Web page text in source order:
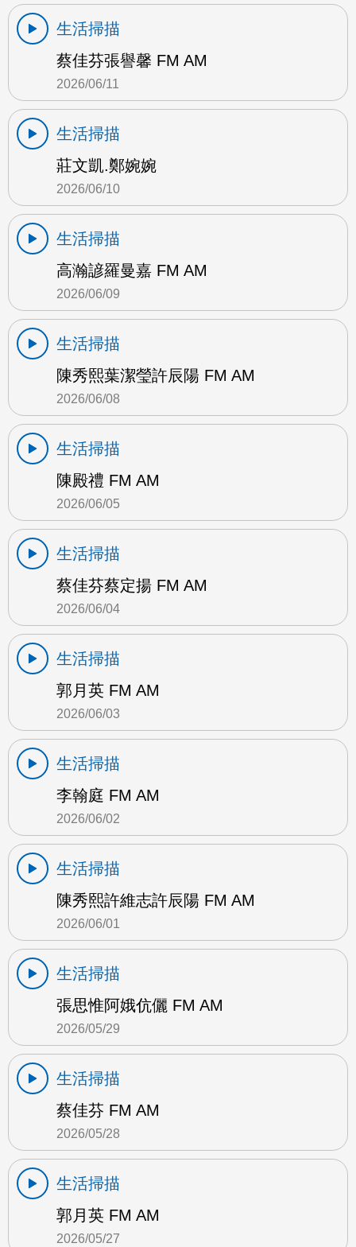
生活掃描
蔡佳芬張譽馨 FM AM
2026/06/11
生活掃描
莊文凱.鄭婉婉
2026/06/10
生活掃描
高瀚諺羅曼嘉 FM AM
2026/06/09
生活掃描
陳秀熙葉潔瑩許辰陽 FM AM
2026/06/08
生活掃描
陳殿禮 FM AM
2026/06/05
生活掃描
蔡佳芬蔡定揚 FM AM
2026/06/04
生活掃描
郭月英 FM AM
2026/06/03
生活掃描
李翰庭 FM AM
2026/06/02
生活掃描
陳秀熙許維志許辰陽 FM AM
2026/06/01
生活掃描
張思惟阿娥伉儷 FM AM
2026/05/29
生活掃描
蔡佳芬 FM AM
2026/05/28
生活掃描
郭月英 FM AM
2026/05/27